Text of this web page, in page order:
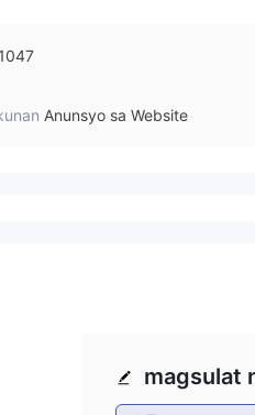
Anunsyo sa Website
magsulat